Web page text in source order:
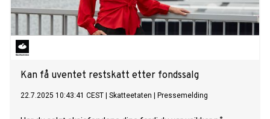
Kan få uventet restskatt etter fondssalg
22.7.2025 10:43:41 CEST Skatteetaten Pressemelding